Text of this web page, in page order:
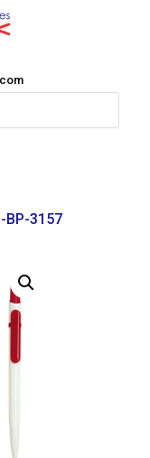
BP-3157